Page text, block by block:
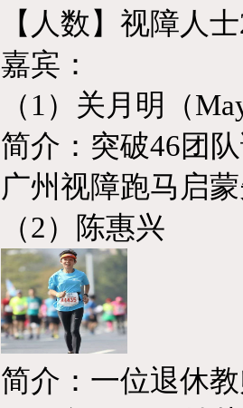
【 人数】 视障人士
嘉宾 ：
（ 1）关月明 （
简介：突破46团
广州视障跑马启
（2）陈惠兴
简介： 一位退休